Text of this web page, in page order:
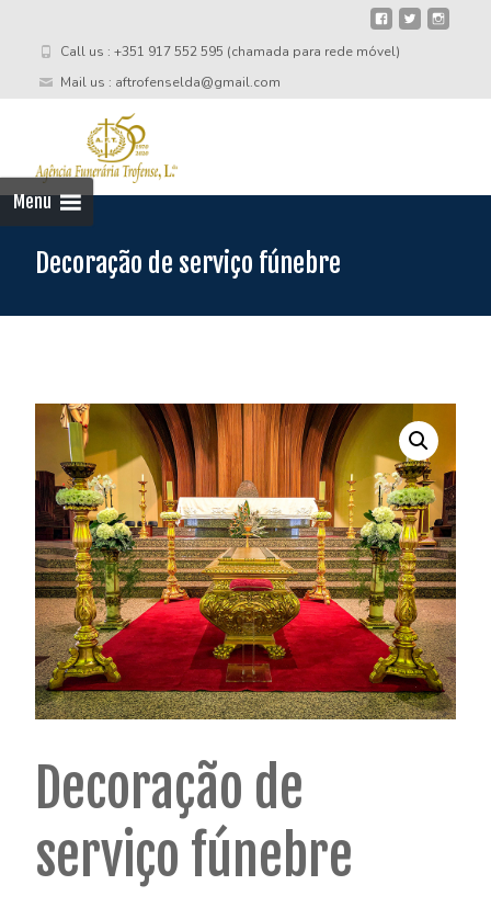
Call us : +351 917 552 595 (chamada para rede móvel)
Mail us : aftrofenselda@gmail.com
Menu
Decoração de serviço fúnebre
Decoração de
serviço fúnebre